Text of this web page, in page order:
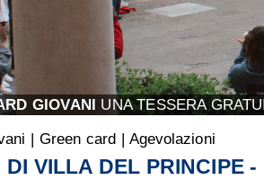
GIOVANI UNA TESSERA
Green card Agevolazioni
DI VILLA DEL PRINCIPE